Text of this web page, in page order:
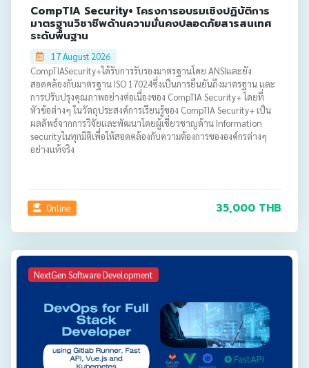
CompTIA Security+ โครงการอบรมเชิงปฏิบัติการ
มาตรฐานวิชาชีพด้านความมั่นคงปลอดภัยสารสนเทศ
ระดับพื้นฐาน
17 August 2026
CompTIASecurity+ได้รับการรับรองมาตรฐานโดย ANSIและยัง
สอดคล้องกับมาตรฐาน ISO 17024ซึ่งเป็นการยืนยันถึงมาตรฐาน และ
การปรับปรุงคุณภาพอย่างต่อเนื่องของ CompTIA Security+ โดยที่
หัวข้อต่างๆ ในวัตถุประสงค์การเรียนรู้ของ CompTIA Security+ เป็น
ผลลัพธ์จากการวิจัยและพัฒนาโดยผู้เชี่ยวชาญด้าน Information
securityในทุกมิติเพื่อให้สอดคล้องกับความต้องการขององค์กรต่างๆ
อย่างแท้จริง
Online 35,000 THB
NextGen Software Development